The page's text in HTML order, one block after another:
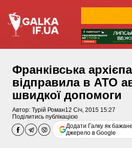
Франківська
відправила в АТО
швидкої допомоги
Автор: Турій Роман12 Січ, 2015 15:27
Поділитись публікацією
Додати Галку як бажане
джерело в Google